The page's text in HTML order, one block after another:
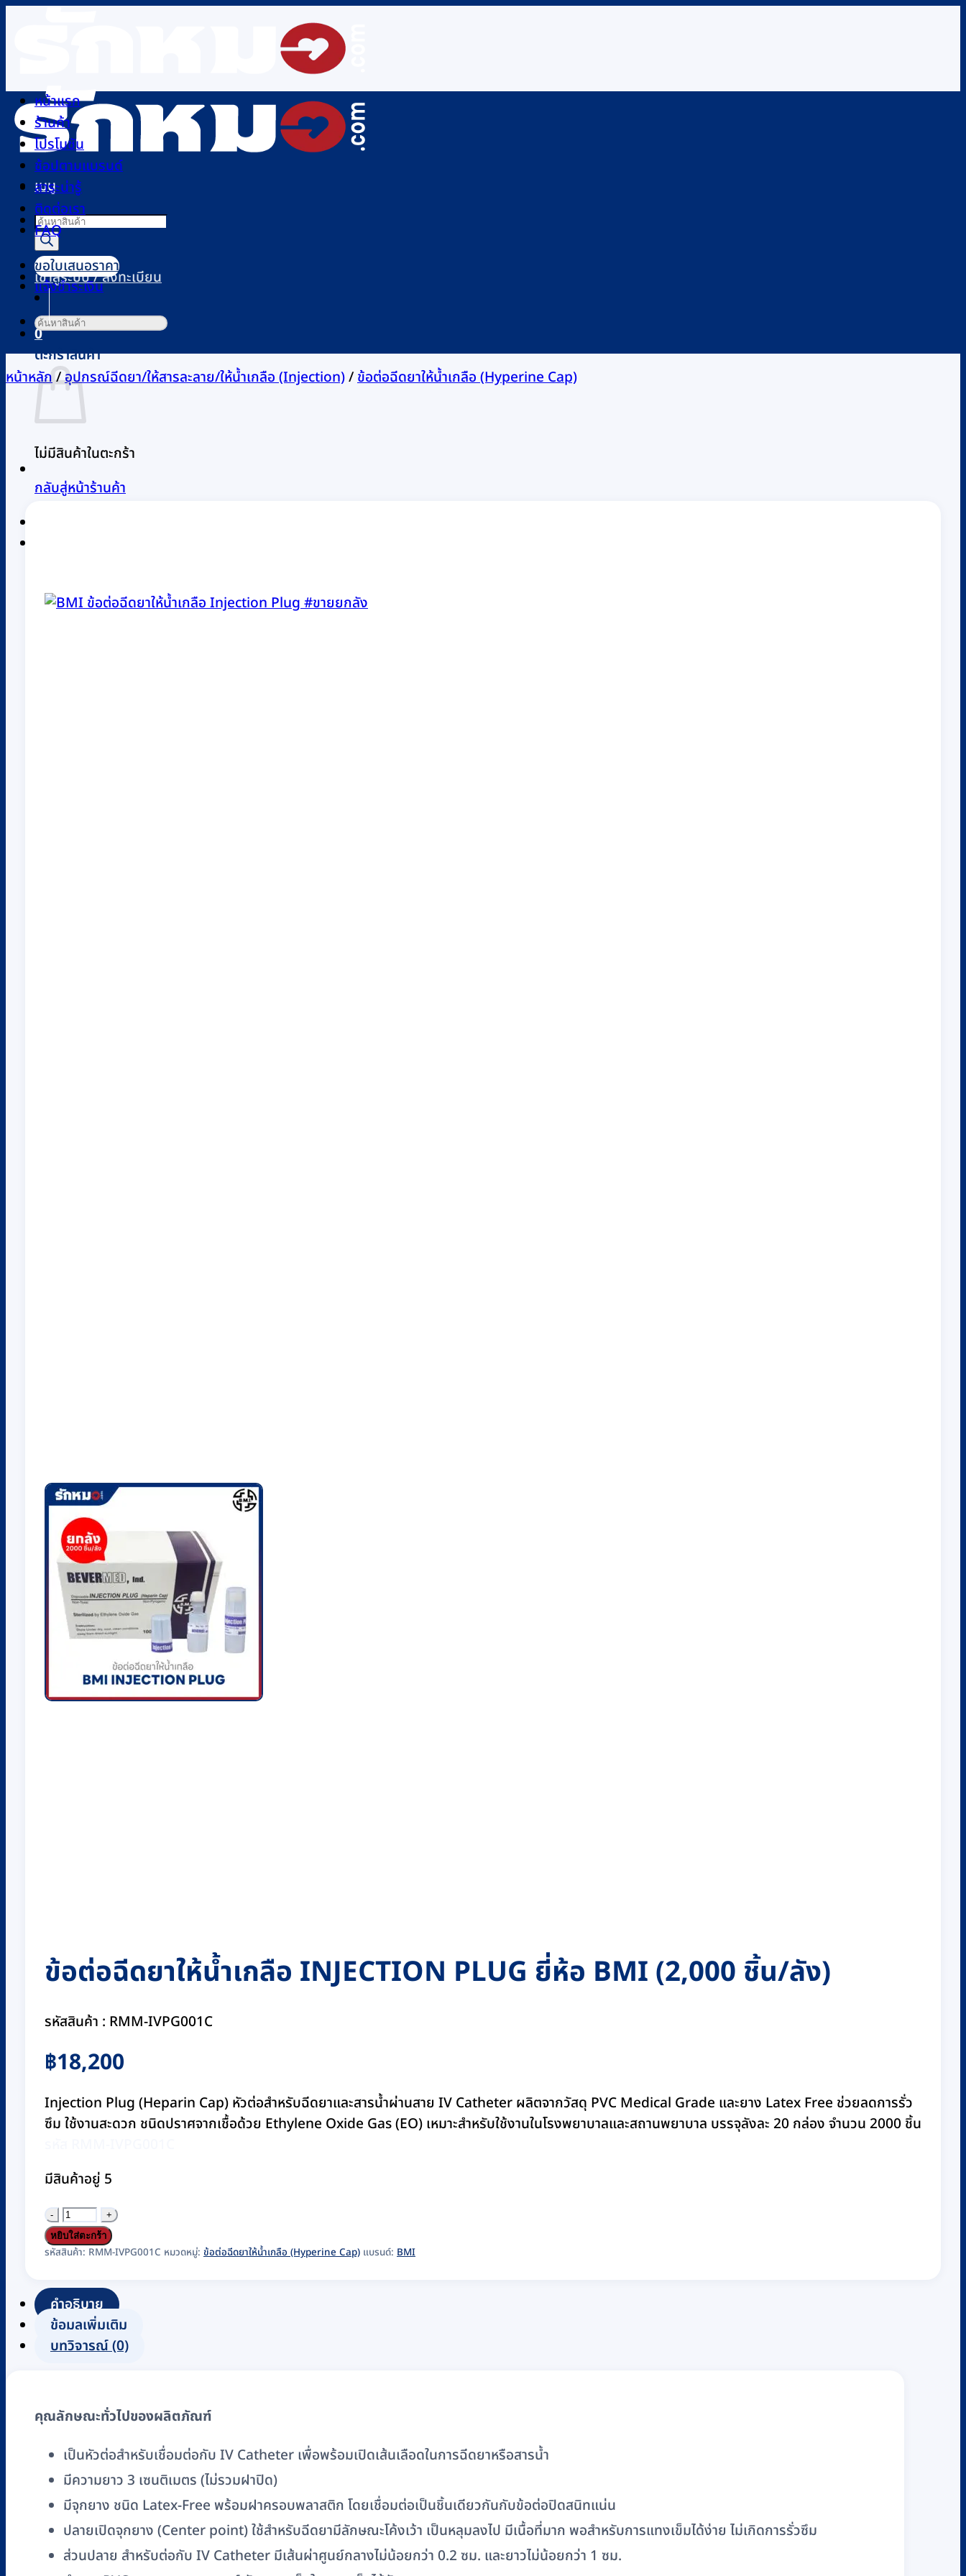
เมนู
Products
search
เข้าสู่ระบบ / ลงทะเบียน
0
ตะกร้าสินค้า
ไม่มีสินค้าในตะกร้า
กลับสู่หน้าร้านค้า
หน้าแรก
ร้านค้า
โปรโมชัน
ช้อปตามแบรนด์
สาระน่ารู้
ติดต่อเรา
FAQ
ขอใบเสนอราคา
แจ้งชำระเงิน
ค้นหา:
หน้าหลัก/อุปกรณ์ฉีดยา/ให้สารละลาย/ให้น้ำเกลือ (Injection)/ข้อต่อฉีดยาให้น้ำเกลือ (Hyperine Cap)
ข้อต่อฉีดยาให้น้ำเกลือ INJECTION PLUG ยี่ห้อ BMI (2,000 ชิ้น/ลัง)
รหัสสินค้า : RMM-IVPG001C
฿18,200
Injection Plug (Heparin Cap) หัวต่อสำหรับฉีดยาและสารน้ำผ่านสาย IV Catheter ผลิตจากวัสดุ PVC Medical Grade และยาง Latex Free ช่วยลดการรั่ว
ซึม ใช้งานสะดวก ชนิดปราศจากเชื้อด้วย Ethylene Oxide Gas (EO) เหมาะสำหรับใช้งานในโรงพยาบาลและสถานพยาบาล บรรจุลังละ 20 กล่อง จำนวน 2000 ชิ้น
มีสินค้าอยู่ 5
จำนวน
ข้อ
ต่อ
ให้
น้ำ
เกลือ
INJECTION
BMI
(2,000
ชิ้น/
ลัง)
ชิ้น
หยิบใส่ตะกร้า
รหัสสินค้า: RMM-IVPG001C หมวดหมู่: ข้อต่อฉีดยาให้น้ำเกลือ (Hyperine Cap) แบรนด์: BMI
คำอธิบาย
ข้อมูลเพิ่มเติม
บทวิจารณ์ (0)
คุณลักษณะทั่วไปของผลิตภัณฑ์
เป็นหัวต่อสำหรับเชื่อมต่อกับ IV Catheter เพื่อพร้อมเปิดเส้นเลือดในการฉีดยาหรือสารน้ำ
มีความยาว 3 เซนติเมตร (ไม่รวมฝาปิด)
มีจุกยาง ชนิด Latex-Free พร้อมฝาครอบพลาสติก โดยเชื่อมต่อเป็นชิ้นเดียวกันกับข้อต่อปิดสนิทแน่น
ปลายเปิดจุกยาง (Center point) ใช้สำหรับฉีดยามีลักษณะโค้งเว้า เป็นหลุมลงไป มีเนื้อที่มาก พอสำหรับการแทงเข็มได้ง่าย ไม่เกิดการรั่วซึม
ส่วนปลาย สำหรับต่อกับ IV Catheter มีเส้นผ่าศูนย์กลางไม่น้อยกว่า 0.2 ซม. และยาวไม่น้อยกว่า 1 ซม.